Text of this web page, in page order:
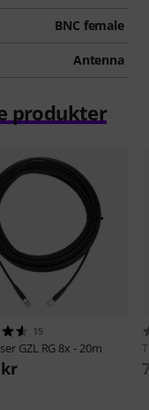
BNC female
Antenna
produkter
15
GZL RG 8x - 20m
kr